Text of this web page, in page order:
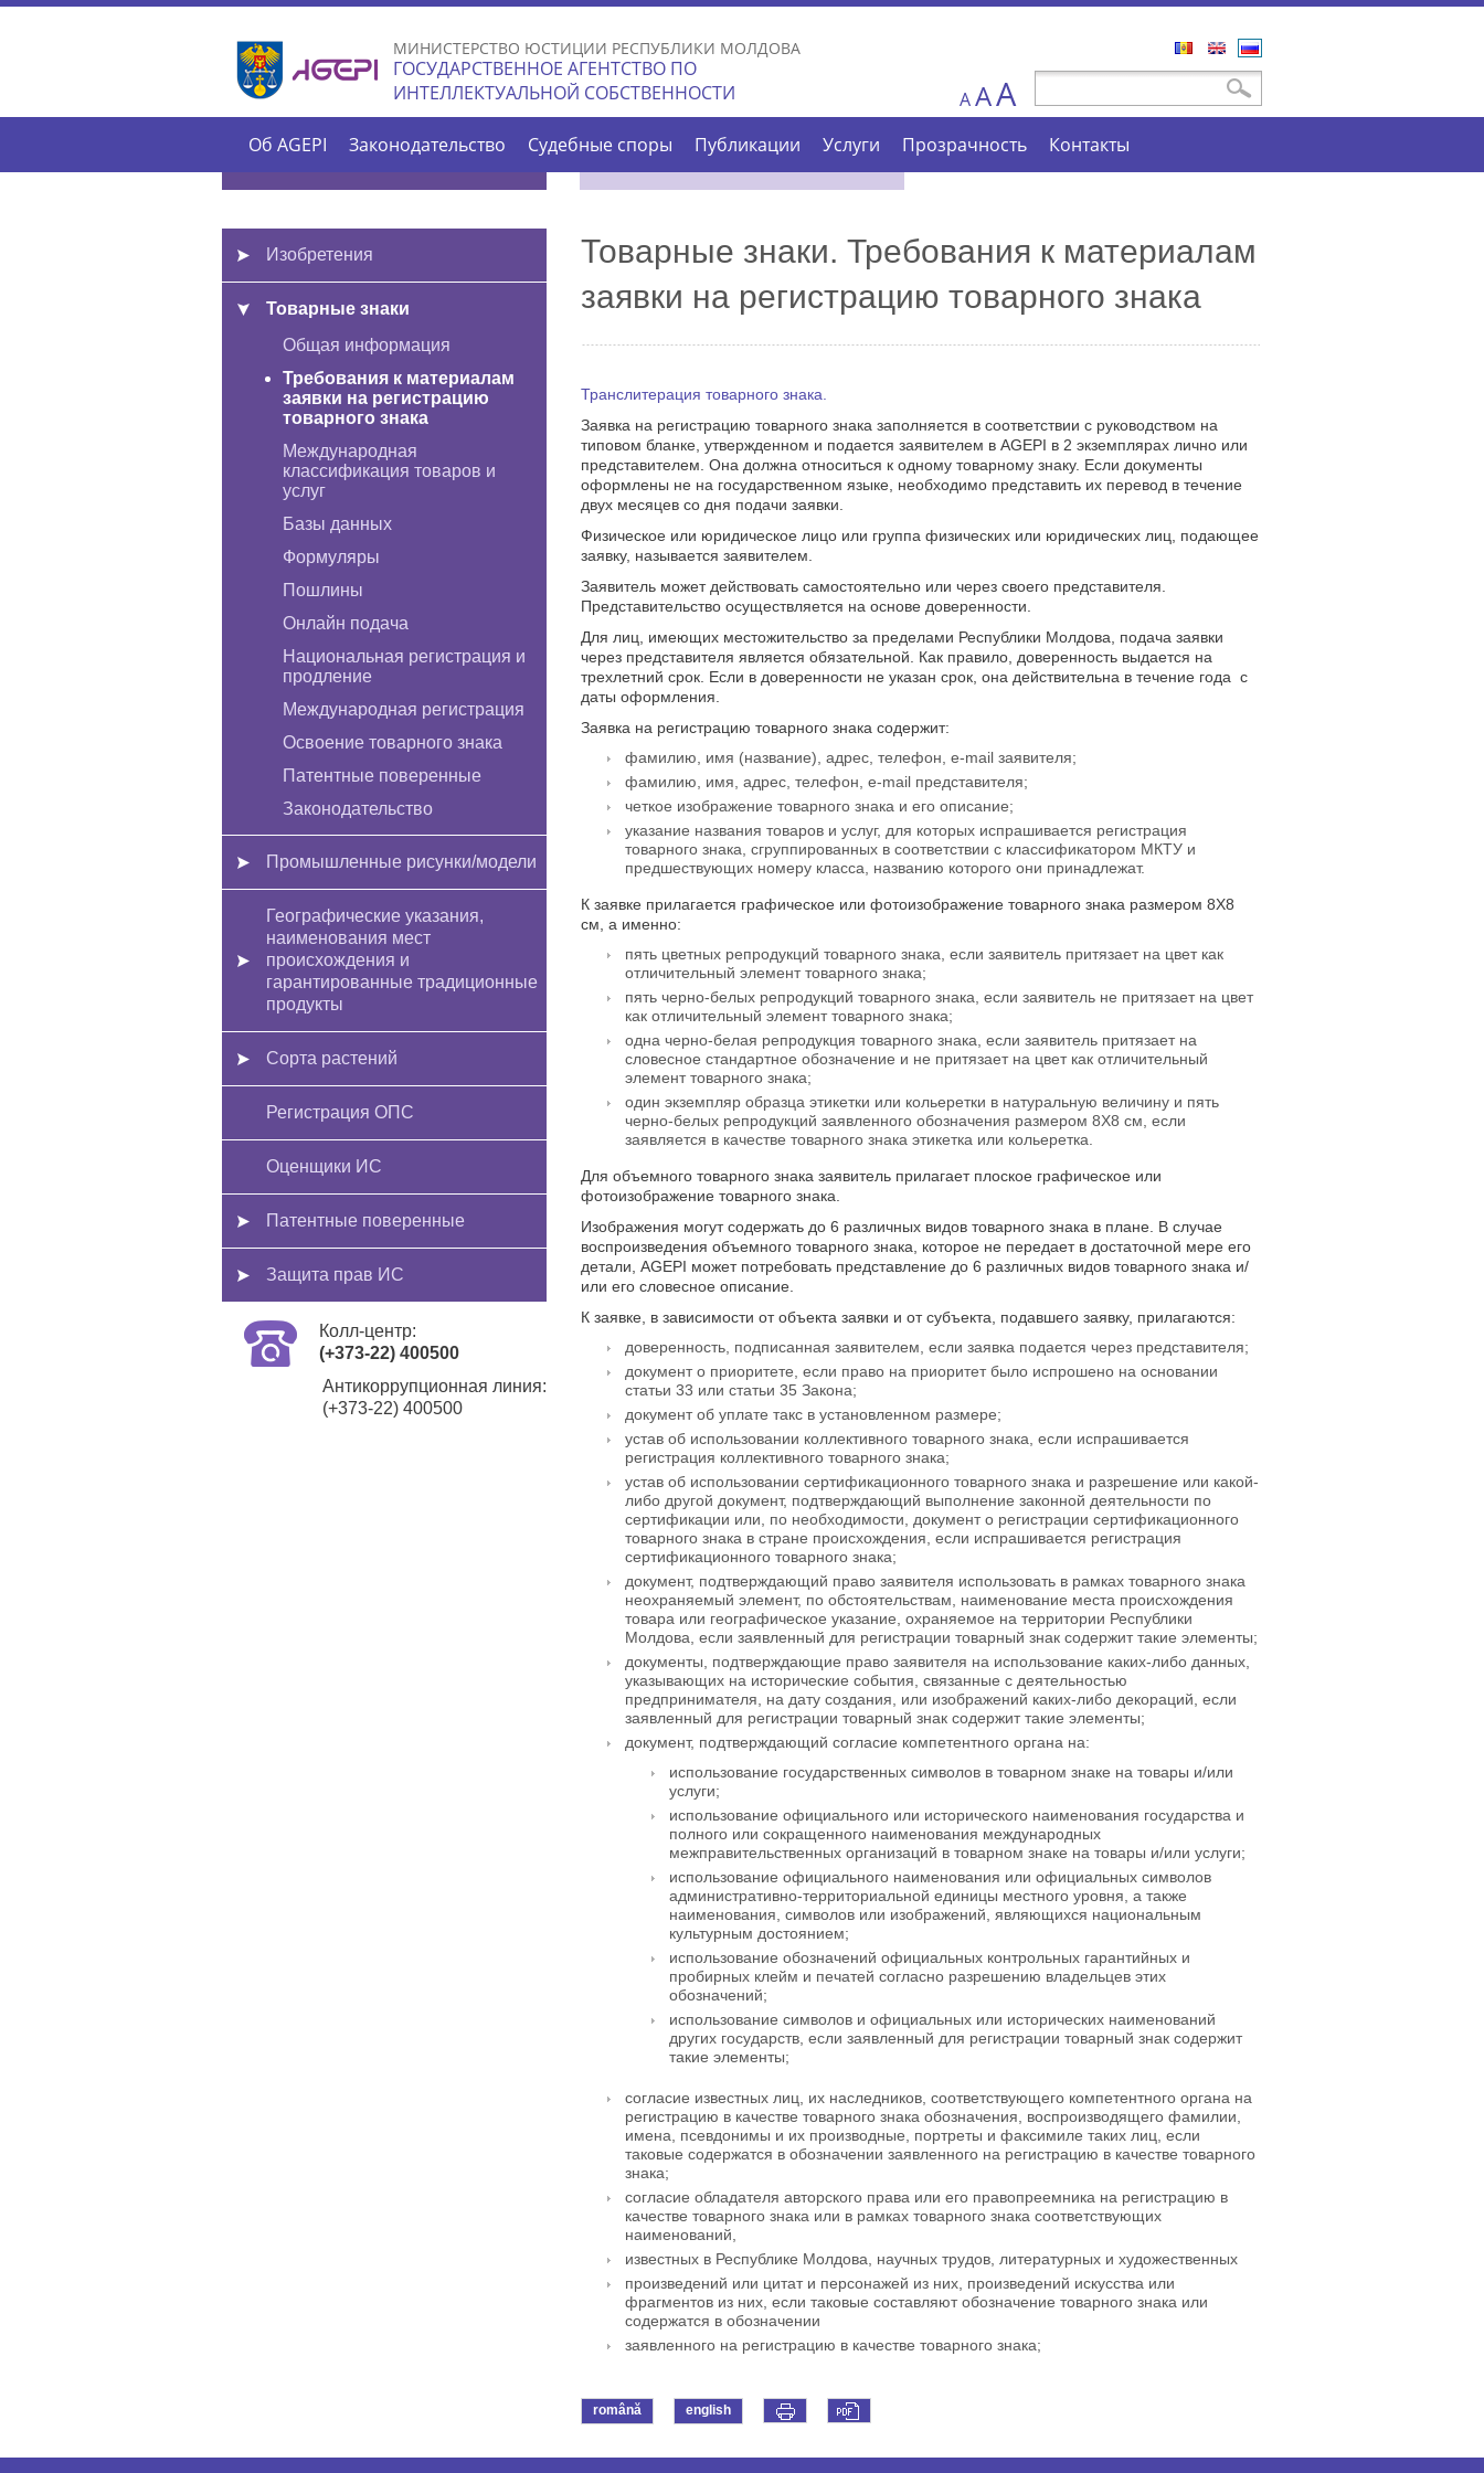
Skip to
main
content
МИНИСТЕРСТВО ЮСТИЦИИ РЕСПУБЛИКИ МОЛДОВА
ГОСУДАРСТВЕННОЕ АГЕНТСТВО ПО
ИНТЕЛЛЕКТУАЛЬНОЙ СОБСТВЕННОСТИ
Поиск
A AA
Об AGEPI Законодательство Судебные споры Публикации Услуги Прозрачность Контакты
Изобретения
Товарные знаки
Общая информация
Требования к материалам
заявки на регистрацию
товарного знака
Международная
классификация товаров и
услуг
Базы данных
Формуляры
Пошлины
Онлайн подача
Национальная регистрация и
продление
Международная регистрация
Освоение товарного знака
Патентные поверенные
Законодательство
Промышленные рисунки/модели
Географические указания,
наименования мест
происхождения и
гарантированные традиционные
продукты
Сорта растений
Регистрация ОПС
Оценщики ИС
Патентные поверенные
Защита прав ИС
Колл-центр:
(+373-22) 400500
Антикоррупционная линия:
(+373-22) 400500
Товарные знаки. Требования к материалам
заявки на регистрацию товарного знака
Транслитерация товарного знака.
Заявка на регистрацию товарного знака заполняется в соответствии с руководством на
типовом бланке, утвержденном и подается заявителем в AGEPI в 2 экземплярах лично или
представителем. Она должна относиться к одному товарному знаку. Если документы
оформлены не на государственном языке, необходимо представить их перевод в течение
двух месяцев со дня подачи заявки.
Физическое или юридическое лицо или группа физических или юридических лиц, подающее
заявку, называется заявителем.
Заявитель может действовать самостоятельно или через своего представителя.
Представительство осуществляется на основе доверенности.
Для лиц, имеющих местожительство за пределами Республики Молдова, подача заявки
через представителя является обязательной. Как правило, доверенность выдается на
трехлетний срок. Если в доверенности не указан срок, она действительна в течение года с
даты оформления.
Заявка на регистрацию товарного знака содержит:
фамилию, имя (название), адрес, телефон, e-mail заявителя;
фамилию, имя, адрес, телефон, e-mail представителя;
четкое изображение товарного знака и его описание;
указание названия товаров и услуг, для которых испрашивается регистрация
товарного знака, сгруппированных в соответствии с классификатором МКТУ и
предшествующих номеру класса, названию которого они принадлежат.
К заявке прилагается графическое или фотоизображение товарного знака размером 8X8
см, а именно:
пять цветных репродукций товарного знака, если заявитель притязает на цвет как
отличительный элемент товарного знака;
пять черно-белых репродукций товарного знака, если заявитель не притязает на цвет
как отличительный элемент товарного знака;
одна черно-белая репродукция товарного знака, если заявитель притязает на
словесное стандартное обозначение и не притязает на цвет как отличительный
элемент товарного знака;
один экземпляр образца этикетки или кольеретки в натуральную величину и пять
черно-белых репродукций заявленного обозначения размером 8X8 см, если
заявляется в качестве товарного знака этикетка или кольеретка.
Для объемного товарного знака заявитель прилагает плоское графическое или
фотоизображение товарного знака.
Изображения могут содержать до 6 различных видов товарного знака в плане. В случае
воспроизведения объемного товарного знака, которое не передает в достаточной мере его
детали, AGEPI может потребовать представление до 6 различных видов товарного знака и/
или его словесное описание.
К заявке, в зависимости от объекта заявки и от субъекта, подавшего заявку, прилагаются:
доверенность, подписанная заявителем, если заявка подается через представителя;
документ о приоритете, если право на приоритет было испрошено на основании
статьи 33 или статьи 35 Закона;
документ об уплате такс в установленном размере;
устав об использовании коллективного товарного знака, если испрашивается
регистрация коллективного товарного знака;
устав об использовании сертификационного товарного знака и разрешение или какой-
либо другой документ, подтверждающий выполнение законной деятельности по
сертификации или, по необходимости, документ о регистрации сертификационного
товарного знака в стране происхождения, если испрашивается регистрация
сертификационного товарного знака;
документ, подтверждающий право заявителя использовать в рамках товарного знака
неохраняемый элемент, по обстоятельствам, наименование места происхождения
товара или географическое указание, охраняемое на территории Республики
Молдова, если заявленный для регистрации товарный знак содержит такие элементы;
документы, подтверждающие право заявителя на использование каких-либо данных,
указывающих на исторические события, связанные с деятельностью
предпринимателя, на дату создания, или изображений каких-либо декораций, если
заявленный для регистрации товарный знак содержит такие элементы;
документ, подтверждающий согласие компетентного органа на:
использование государственных символов в товарном знаке на товары и/или
услуги;
использование официального или исторического наименования государства и
полного или сокращенного наименования международных
межправительственных организаций в товарном знаке на товары и/или услуги;
использование официального наименования или официальных символов
административно-территориальной единицы местного уровня, а также
наименования, символов или изображений, являющихся национальным
культурным достоянием;
использование обозначений официальных контрольных гарантийных и
пробирных клейм и печатей согласно разрешению владельцев этих
обозначений;
использование символов и официальных или исторических наименований
других государств, если заявленный для регистрации товарный знак содержит
такие элементы;
согласие известных лиц, их наследников, соответствующего компетентного органа на
регистрацию в качестве товарного знака обозначения, воспроизводящего фамилии,
имена, псевдонимы и их производные, портреты и факсимиле таких лиц, если
таковые содержатся в обозначении заявленного на регистрацию в качестве товарного
знака;
согласие обладателя авторского права или его правопреемника на регистрацию в
качестве товарного знака или в рамках товарного знака соответствующих
наименований,
известных в Республике Молдова, научных трудов, литературных и художественных
произведений или цитат и персонажей из них, произведений искусства или
фрагментов из них, если таковые составляют обозначение товарного знака или
содержатся в обозначении
заявленного на регистрацию в качестве товарного знака;
română english